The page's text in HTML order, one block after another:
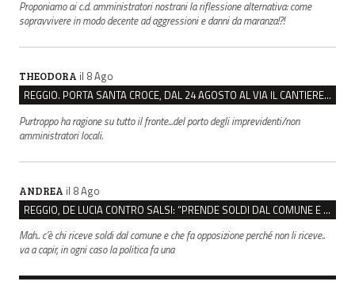
Proponiamo ai c.d. amministratori nostrani la riflessione alternativa: come
sopravvivere in modo decente ad aggressioni e danni da maranza!?!
THEODORA il 8 Ago
REGGIO. PORTA SANTA CROCE, DAL 24 AGOSTO AL VIA IL CANTIERE PER IL NUOVO COLLETTORE FOGNARIO
Purtroppo ha ragione su tutto il fronte...del porto degli imprevidenti/non
amministratori locali.
ANDREA il 8 Ago
REGGIO, DE LUCIA CONTRO SALSI: “PRENDE SOLDI DAL COMUNE E DIFFONDE FAKE NEWS”
Mah.. c’è chi riceve soldi dal comune e che fa opposizione perché non li riceve..
va a capir, in ogni caso la politica fa una